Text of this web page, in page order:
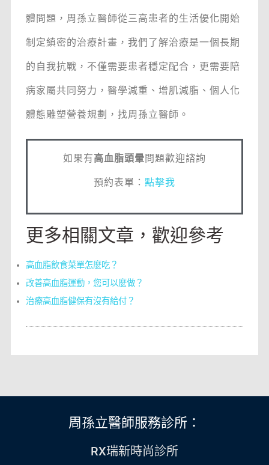
體問題，周孫立醫師從三高患者的生活優化開始
制定縝密的治療計畫，我們了解治療是一個長期
的自我抗戰，不僅需要患者穩定配合，更需要陪
病家屬共同努力，醫學減重、增肌減脂、個人化
體態雕塑營養規劃，找周孫立醫師。
如果有高血脂頭暈問題歡迎諮詢
預約表單： 點擊我
更多相關文章，歡迎參考
高血脂飲食菜單怎麼吃？
改善高血脂運動，您可以麼做？
治療高血脂健保有沒有給付？
周孫立醫師服務診所：
RX瑞新時尚診所